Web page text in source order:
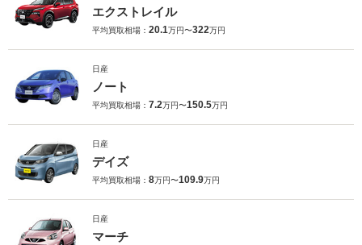
エクストレイル
平均買取相場： 20.1万円〜322万円
日産
ノート
平均買取相場： 7.2万円〜150.5万円
日産
デイズ
平均買取相場： 8万円〜109.9万円
日産
マーチ